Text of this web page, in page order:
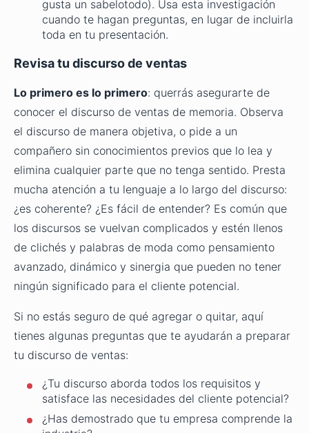
gusta un sabelotodo). Usa esta investigación
cuando te hagan preguntas, en lugar de incluirla
toda en tu presentación.
Revisa tu discurso de ventas
Lo primero es lo primero: querrás asegurarte de
conocer el discurso de ventas de memoria. Observa
el discurso de manera objetiva, o pide a un
compañero sin conocimientos previos que lo lea y
elimina cualquier parte que no tenga sentido. Presta
mucha atención a tu lenguaje a lo largo del discurso:
¿es coherente? ¿Es fácil de entender? Es común que
los discursos se vuelvan complicados y estén llenos
de clichés y palabras de moda como pensamiento
avanzado, dinámico y sinergia que pueden no tener
ningún significado para el cliente potencial.
Si no estás seguro de qué agregar o quitar, aquí
tienes algunas preguntas que te ayudarán a preparar
tu discurso de ventas:
¿Tu discurso aborda todos los requisitos y
satisface las necesidades del cliente potencial?
¿Has demostrado que tu empresa comprende la